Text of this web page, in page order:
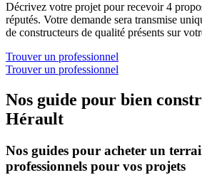
Décrivez votre projet pour recevoir 4
réputés. Votre demande sera transmise
de constructeurs de qualité présents sur
Trouver un professionnel
Trouver un professionnel
Nos guide pour bien
Hérault
Nos guides pour acheter un
professionnels pour vos projets